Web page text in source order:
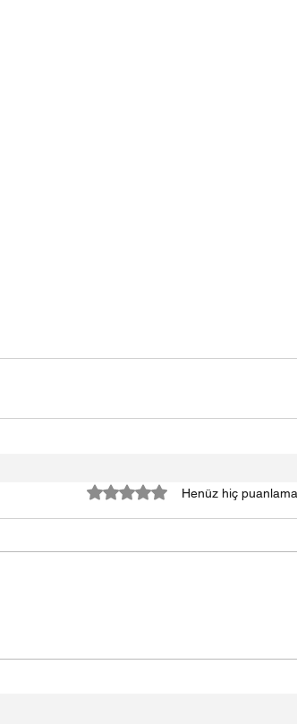
5 üzerinden 0 yıldızHenüz hiç